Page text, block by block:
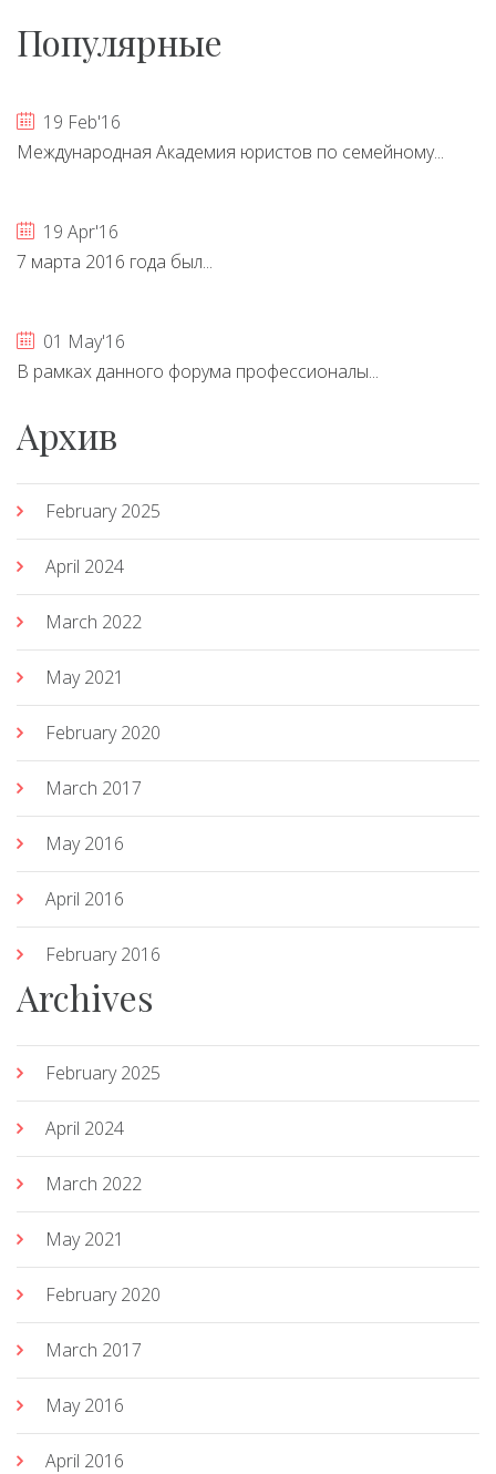
Популярные
19 Feb'16
Международная Академия юристов по семейному...
19 Apr'16
7 марта 2016 года был...
01 May'16
В рамках данного форума профессионалы...
Архив
February 2025
April 2024
March 2022
May 2021
February 2020
March 2017
May 2016
April 2016
February 2016
Archives
February 2025
April 2024
March 2022
May 2021
February 2020
March 2017
May 2016
April 2016